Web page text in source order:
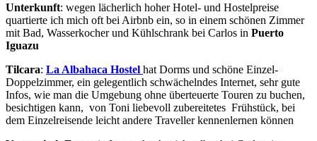
Unterkunft: wegen lächerlich hoher Hotel- und Hostelpreise
quartierte ich mich oft bei Airbnb ein, so in einem schönen Zimmer
mit Bad, Wasserkocher und Kühlschrank bei Carlos in Puerto
Iguazu
Tilcara: La Albahaca Hostel hat Dorms und schöne Einzel-
Doppelzimmer, ein gelegentlich schwächelndes Internet, sehr gute
Infos, wie man die Umgebung ohne überteuerte Touren zu buchen,
besichtigen kann, von Toni liebevoll zubereitetes Frühstück, bei
dem Einzelreisende leicht andere Traveller kennenlernen können